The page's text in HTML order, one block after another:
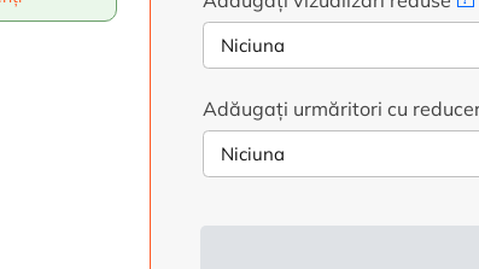
Adăugați urmăritori cu